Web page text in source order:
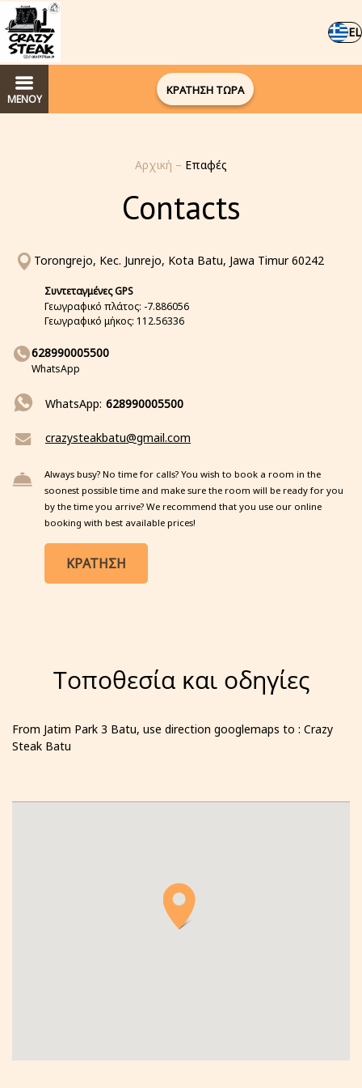
EL
ΜΕΝΟΥ
ΚΡΑΤΗΣΗ ΤΩΡΑ
Αρχική – Επαφές
Contacts
Torongrejo, Kec. Junrejo, Kota Batu, Jawa Timur 60242
Συντεταγμένες GPS
Γεωγραφικό πλάτος: -7.886056
Γεωγραφικό μήκος: 112.56336
628990005500
WhatsApp
WhatsApp: 628990005500
crazysteakbatu@gmail.com
Always busy? No time for calls? You wish to book a room in the
soonest possible time and make sure the room will be ready for you
by the time you arrive? We recommend that you use our online
booking with best available prices!
ΚΡΑΤΗΣΗ
Τοποθεσία και οδηγίες
From Jatim Park 3 Batu, use direction googlemaps to : Crazy
Steak Batu